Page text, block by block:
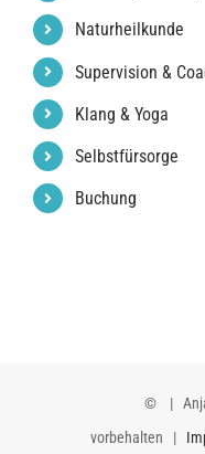
Naturheilkunde
Supervision &
Klang & Yoga
Selbstfürsorge
Buchung
©
|
vorbehalten |